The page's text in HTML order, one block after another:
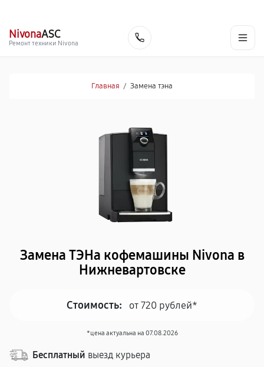
NivonaASC
Ремонт техники Nivona
Главная / Замена тэна
Замена ТЭНа кофемашины Nivona в
Нижневартовске
Стоимость: от 720 рублей*
*цена актуальна на 07.08.2026
Бесплатный выезд курьера